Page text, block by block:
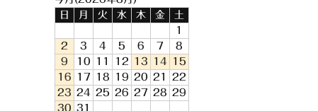
日
月 火 水 木 金
土
1
2
3 4 5 6 7
8
9
10 11 12 13 14
15
16
17 18 19 20 21
22
23 24 25 26 27 28 29
30 31